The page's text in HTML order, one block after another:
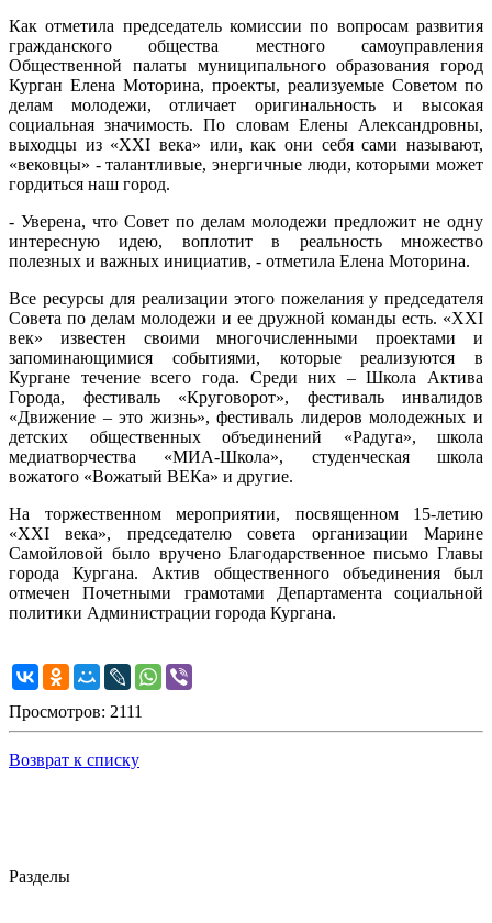
Как отметила председатель комиссии по вопросам развития
гражданского общества местного самоуправления
Общественной палаты муниципального образования город
Курган Елена Моторина, проекты, реализуемые Советом по
делам молодежи, отличает оригинальность и высокая
социальная значимость. По словам Елены Александровны,
выходцы из «XXI века» или, как они себя сами называют,
«вековцы» - талантливые, энергичные люди, которыми может
гордиться наш город.
- Уверена, что Совет по делам молодежи предложит не одну
интересную идею, воплотит в реальность множество
полезных и важных инициатив, - отметила Елена Моторина.
Все ресурсы для реализации этого пожелания у председателя
Совета по делам молодежи и ее дружной команды есть. «XXI
век» известен своими многочисленными проектами и
запоминающимися событиями, которые реализуются в
Кургане течение всего года. Среди них – Школа Актива
Города, фестиваль «Круговорот», фестиваль инвалидов
«Движение – это жизнь», фестиваль лидеров молодежных и
детских общественных объединений «Радуга», школа
медиатворчества «МИА-Школа», студенческая школа
вожатого «Вожатый ВЕКа» и другие.
На торжественном мероприятии, посвященном 15-летию
«XXI века», председателю совета организации Марине
Самойловой было вручено Благодарственное письмо Главы
города Кургана. Актив общественного объединения был
отмечен Почетными грамотами Департамента социальной
политики Администрации города Кургана.
Просмотров: 2111
Возврат к списку
Разделы